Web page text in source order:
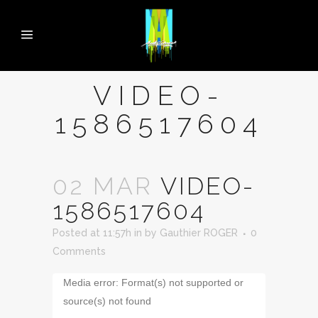
VIDEO-
1586517604
02 MAR VIDEO-
1586517604
Posted at 11:57h in by Gauthier ROGER
0
Comments
Lecteur
vidéo
Media error: Format(s) not supported or
source(s) not found